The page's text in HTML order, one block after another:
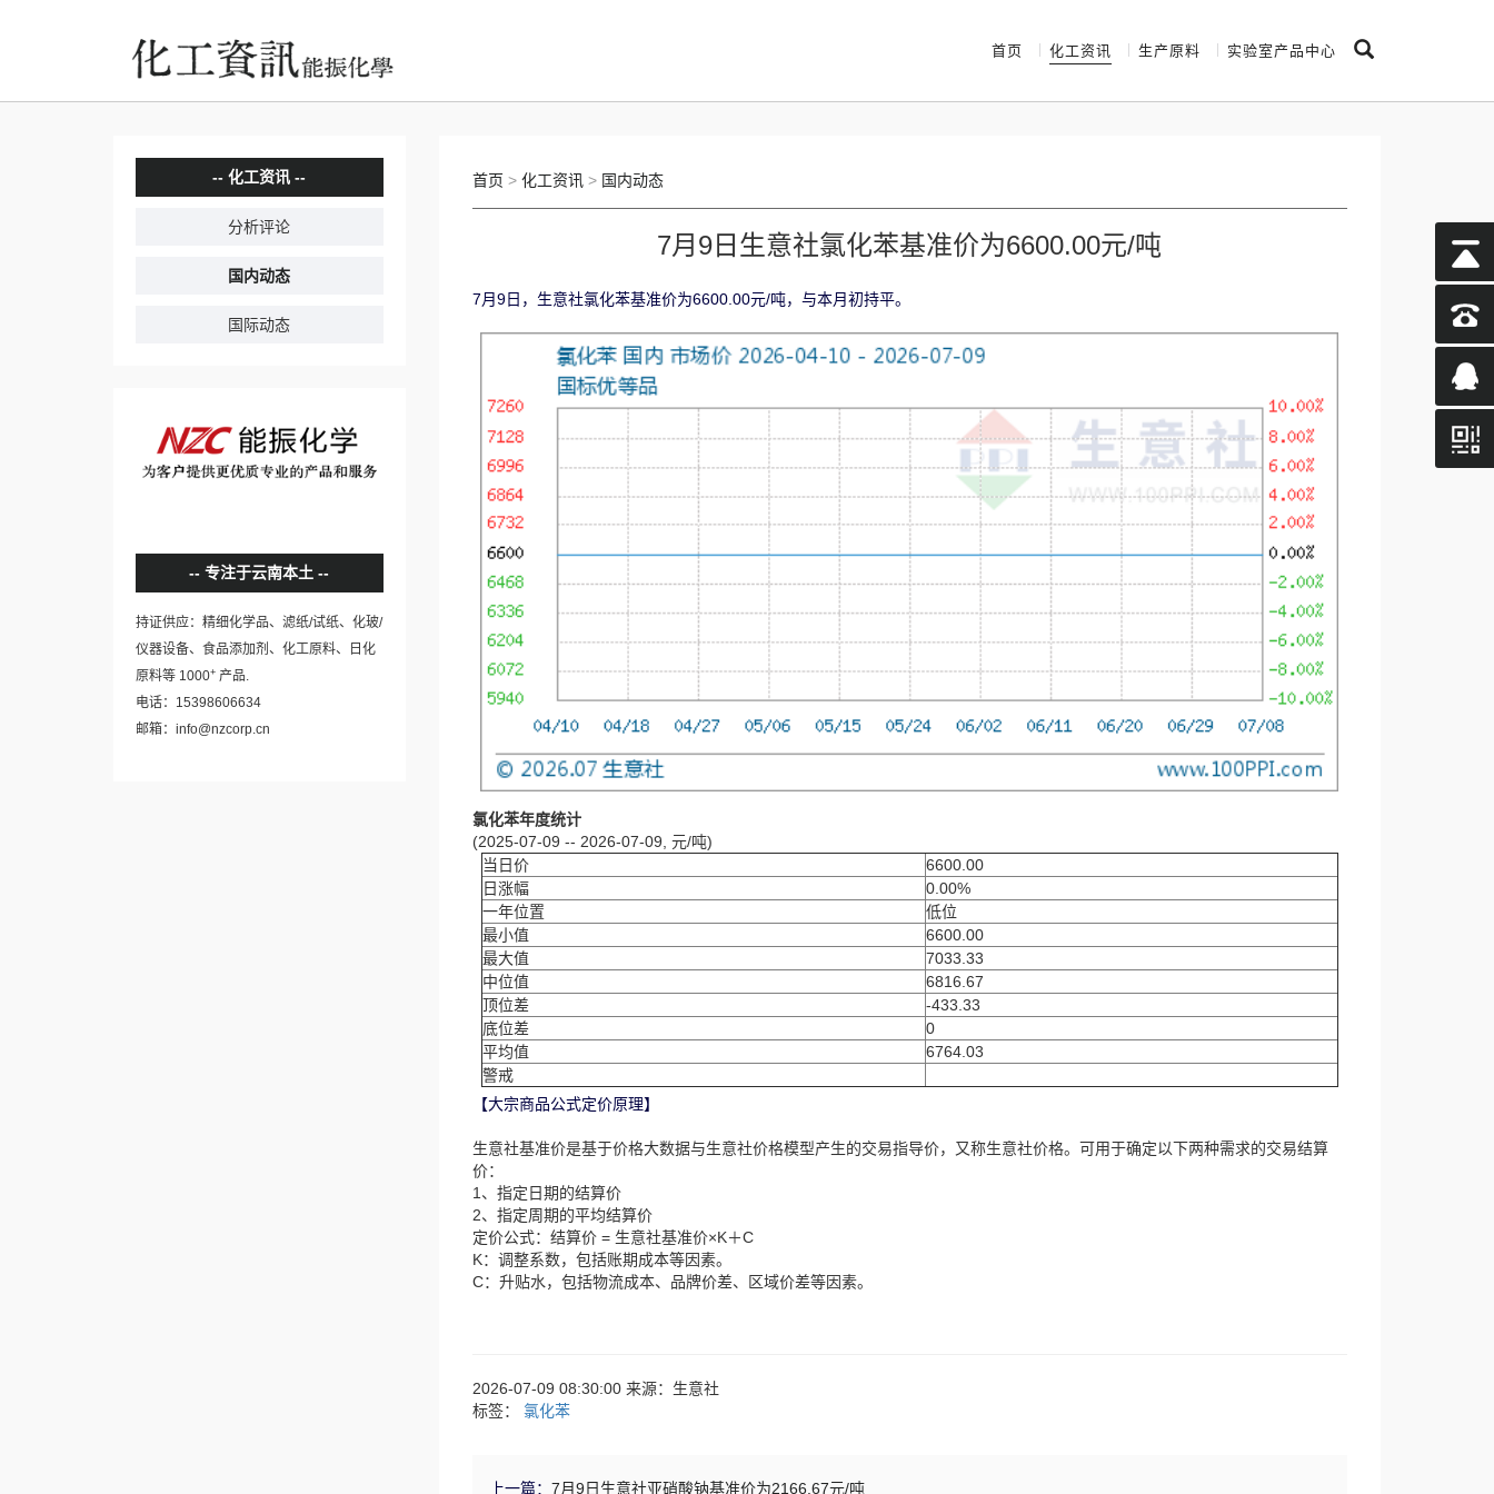
首页 化工资讯 生产原料 实验室产品中心
化工资讯
分析评论
国内动态
国际动态
专注于云南本土
持证供应：精细化学品、滤纸/试纸、化玻/
仪器设备、食品添加剂、化工原料、日化
原料等 1000+ 产品.
电话：15398606634
邮箱：info@nzcorp.cn
首页 > 化工资讯> 国内动态
7月9日生意社氯化苯基准价为6600.00元/吨
7月9日，生意社氯化苯基准价为6600.00元/吨，与本月初持平。
氯化苯年度统计
(2025-07-09 -- 2026-07-09, 元/吨)
当日价
6600.00
日涨幅
0.00%
一年位置
低位
最小值
6600.00
最大值
7033.33
中位值
6816.67
顶位差
-433.33
底位差
0
平均值
6764.03
警戒
【大宗商品公式定价原理】
生意社基准价是基于价格大数据与生意社价格模型产生的交易指导价，又称生意社价格。可用于确定以下两种需求的交易结算
价：
1、指定日期的结算价
2、指定周期的平均结算价
定价公式：结算价 = 生意社基准价×K＋C
K：调整系数，包括账期成本等因素。
C：升贴水，包括物流成本、品牌价差、区域价差等因素。
2026-07-09 08:30:00 来源：生意社
标签： 氯化苯
上一篇： 7月9日生意社亚硝酸钠基准价为2166.67元/吨